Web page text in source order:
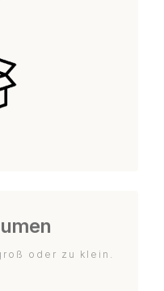
oder zu klein.